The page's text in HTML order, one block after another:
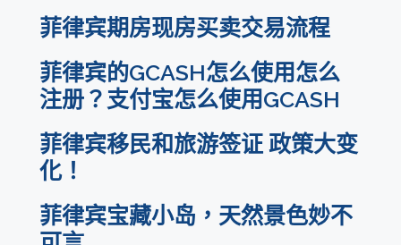
菲律宾期房现房买卖交易流程
菲律宾的GCASH怎么使用怎么
注册？支付宝怎么使用GCASH
菲律宾移民和旅游签证 政策大变
化！
菲律宾宝藏小岛，天然景色妙不